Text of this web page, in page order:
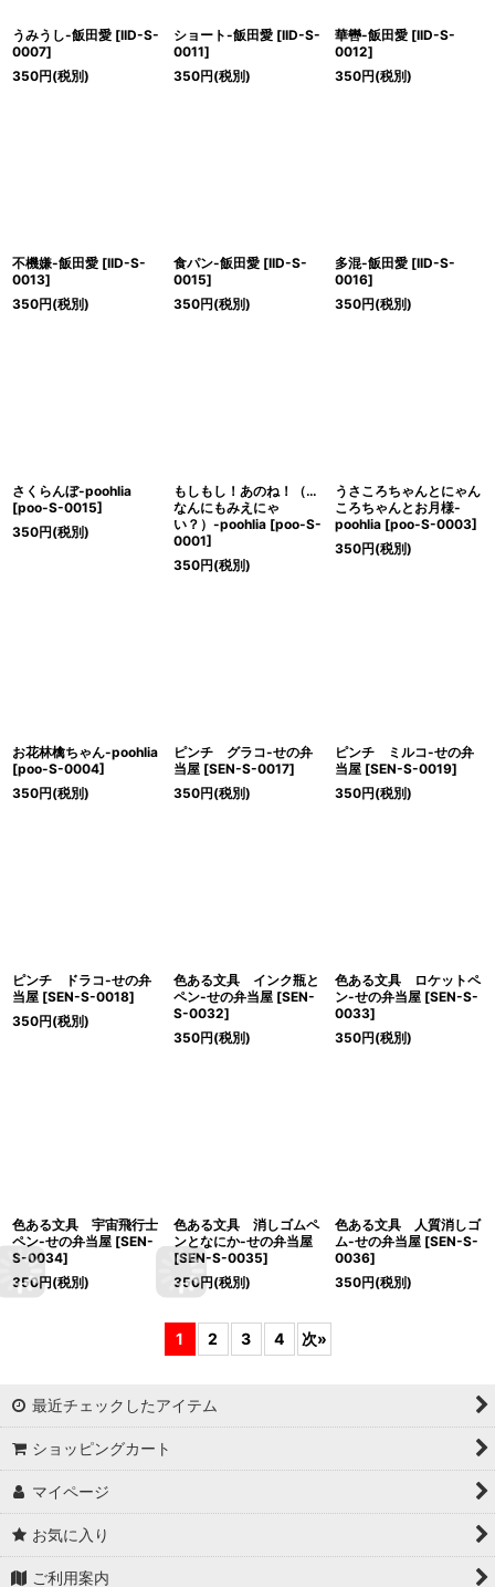
うみうし-飯田愛 [IID-S-
0007]
350円(税別)
ショート-飯田愛 [IID-S-
0011]
350円(税別)
華轡-飯田愛 [IID-S-
0012]
350円(税別)
不機嫌-飯田愛 [IID-S-
0013]
350円(税別)
食パン-飯田愛 [IID-S-
0015]
350円(税別)
多混-飯田愛 [IID-S-
0016]
350円(税別)
さくらんぼ-poohlia
[poo-S-0015]
350円(税別)
もしもし！あのね！（…
なんにもみえにゃ
い？）-poohlia [poo-S-
0001]
350円(税別)
うさころちゃんとにゃん
ころちゃんとお月様-
poohlia [poo-S-0003]
350円(税別)
お花林檎ちゃん-poohlia
[poo-S-0004]
350円(税別)
ピンチ グラコ-せの弁
当屋 [SEN-S-0017]
350円(税別)
ピンチ ミルコ-せの弁
当屋 [SEN-S-0019]
350円(税別)
ピンチ ドラコ-せの弁
当屋 [SEN-S-0018]
350円(税別)
色ある文具 インク瓶と
ペン-せの弁当屋 [SEN-
S-0032]
350円(税別)
色ある文具 ロケットペ
ン-せの弁当屋 [SEN-S-
0033]
350円(税別)
色ある文具 宇宙飛行士
ペン-せの弁当屋 [SEN-
S-0034]
350円(税別)
色ある文具 消しゴムペ
ンとなにか-せの弁当屋
[SEN-S-0035]
350円(税別)
色ある文具 人質消しゴ
ム-せの弁当屋 [SEN-S-
0036]
350円(税別)
1 2 3 4 次»
最近チェックしたアイテム
ショッピングカート
マイページ
お気に入り
ご利用案内